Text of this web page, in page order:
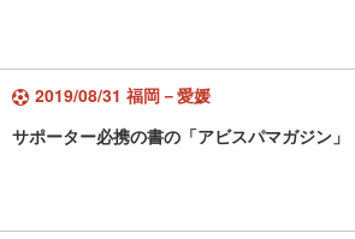
2019/08/31 福岡－愛媛
サポーター必携の書の「アビスパマガジン」